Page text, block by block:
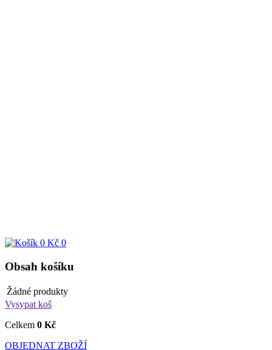
0 Kč 0
Obsah košíku
Žádné produkty
Vysypat koš
Celkem 0 Kč
OBJEDNAT ZBOŽÍ